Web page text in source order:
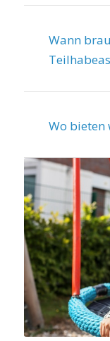
Wann
Wo bieten